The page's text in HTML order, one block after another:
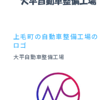
上毛町の自動車整備工場の
ロゴ
大平自動車整備工場